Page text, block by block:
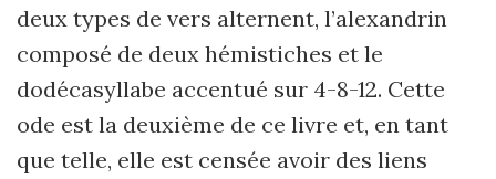
deux types de vers alternent, l’alexandrin
composé de deux hémistiches et le
dodécasyllabe accentué sur 4-8-12. Cette
ode est la deuxième de ce livre et, en tant
que telle, elle est censée avoir des liens